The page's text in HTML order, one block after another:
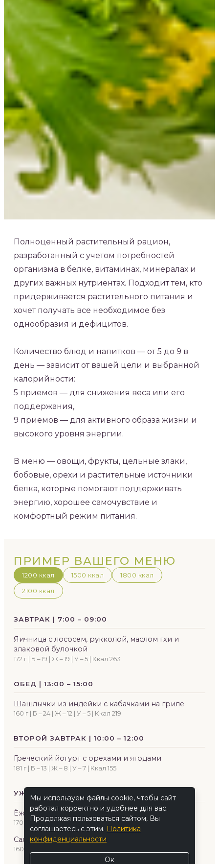
Полноценный растительный рацион,
разработанный с учетом потребностей
организма в белке, витаминах, минералах и
других важных нутриентах. Подходит тем, кто
придерживается растительного питания и
хочет получать все необходимое без
однообразия и дефицитов.
Количество блюд и напитков — от 5 до 9 в
день — зависит от вашей цели и выбранной
калорийности:
5 приемов — для снижения веса или его
поддержания,
9 приемов — для активного образа жизни и
высокого уровня энергии.
В меню — овощи, фрукты, цельные злаки,
бобовые, орехи и растительные источники
белка, которые помогают поддерживать
энергию, хорошее самочувствие и
комфортный режим питания.
ПРИМЕР ВАШЕГО МЕНЮ
1200 ккал 1500 ккал 1800 ккал
2100 ккал
ЗАВТРАК | 7:00 – 09:00
Яичница с лососем, рукколой, маслом гхи и
злаковой булочкой
172 г | Б – 19 | Ж – 19 | У – 5 | Ккал 263
ОБЕД | 13:00 – 15:00
Шашлычки из индейки с кабачками на гриле
160 г | Б – 24 | Ж – 12 | У – 5 | Ккал 219
ВТОРОЙ ЗАВТРАК | 10:00 – 12:00
Греческий йогурт с орехами и ягодами
181 г | Б – 13 | Ж – 8 | У – 7 | Ккал 155
УЖИН | 19:00 – 21:00
Ёжики мясные на пару с брокколи гриль
170 г | Б – 20 | Ж – 14 | У – 23 | Ккал 295
Салат зелёный «Apple Fresh» с авокадо
160 г | Б – 3 | Ж – 16 | У – 5 | Ккал 172
Мы используем файлы cookie, чтобы сайт
работал корректно и удобнее для вас.
Продолжая пользоваться сайтом, Вы
соглашаетесь с этим. Политика
конфиденциальности
Ок